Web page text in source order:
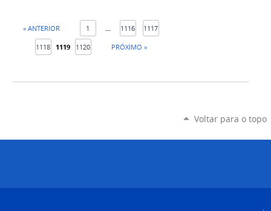
« ANTERIOR 1 ... 1116 1117
1118 1119 1120 PRÓXIMO »
Voltar para o topo